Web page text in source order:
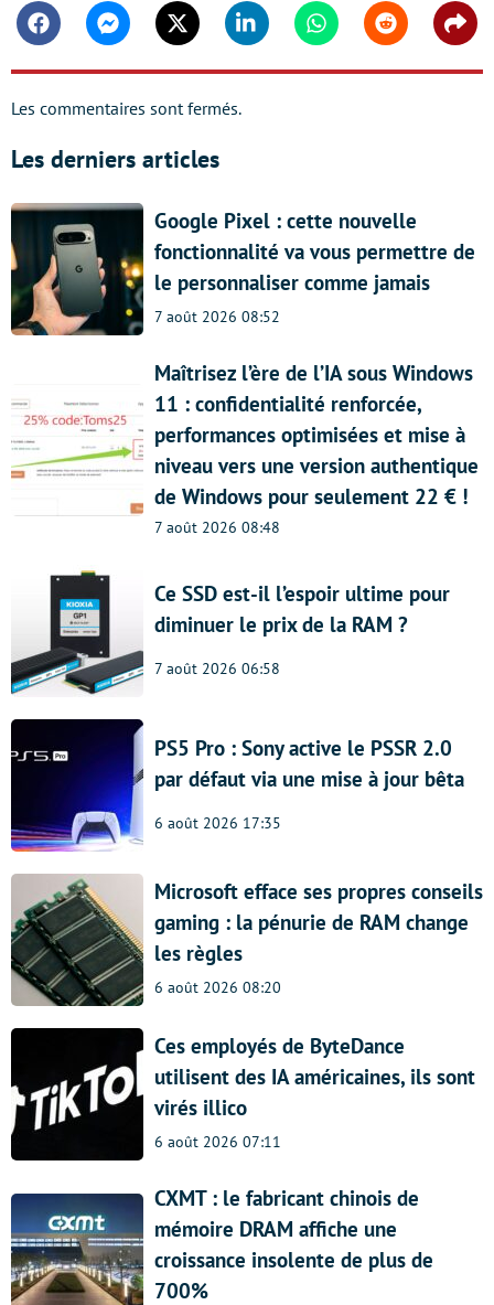
FacebookMessengerTwitter Linkedin WhatsappReddit
Les commentaires sont fermés.
Les derniers articles
Google Pixel : cette nouvelle
fonctionnalité va vous permettre de
le personnaliser comme jamais
7 août 2026 08:52
Maîtrisez l’ère de l’IA sous Windows
11 : confidentialité renforcée,
performances optimisées et mise à
niveau vers une version authentique
de Windows pour seulement 22 € !
7 août 2026 08:48
Ce SSD est-il l’espoir ultime pour
diminuer le prix de la RAM ?
7 août 2026 06:58
PS5 Pro : Sony active le PSSR 2.0
par défaut via une mise à jour bêta
6 août 2026 17:35
Microsoft efface ses propres conseils
gaming : la pénurie de RAM change
les règles
6 août 2026 08:20
Ces employés de ByteDance
utilisent des IA américaines, ils sont
virés illico
6 août 2026 07:11
CXMT : le fabricant chinois de
mémoire DRAM affiche une
croissance insolente de plus de
700%